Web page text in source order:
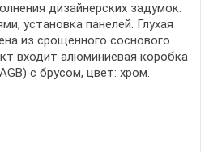
дизайнерских задумок:
установка панелей. Глухая
из срощенного соснового
входит алюминиевая коробка
с брусом, цвет: хром.